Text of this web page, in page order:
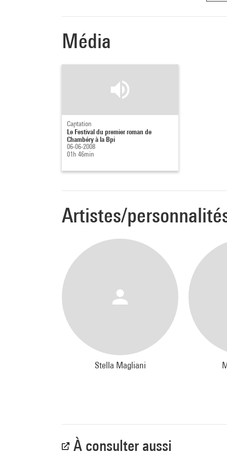
de sa
qui,
J.
du
Média
Captation
Le Festival du premier roman de
Chambéry à la Bpi
06-06-2008
01h 46min
Artistes/
Stella Magliani
À consulter aussi